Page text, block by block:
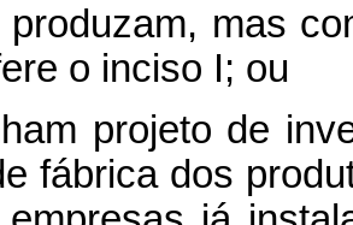
produzam, mas
o inciso I; ou
projeto de
fábrica dos